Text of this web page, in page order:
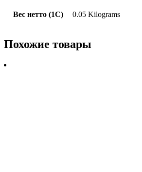
Вес нетто (1С) 0.05 Kilograms
Похожие товары